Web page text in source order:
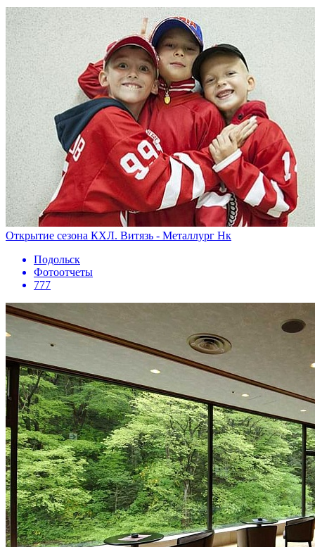
Открытие сезона КХЛ. Витязь - Металлург Нк
Подольск
Фотоотчеты
777